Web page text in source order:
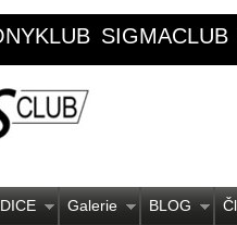
SIGMACLUB
Galerie BLOG